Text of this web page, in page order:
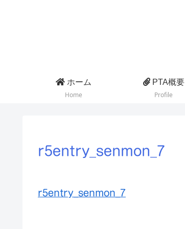
ホーム
Home
PTA概要
Profile
r5entry_senmon_7
r5entry_senmon_7